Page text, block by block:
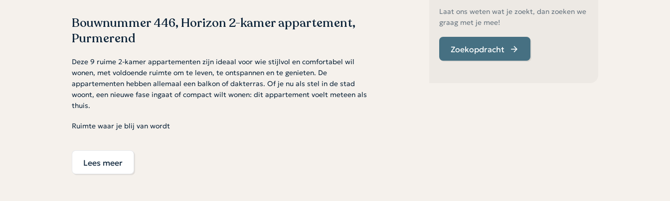
Bouwnummer 446, Horizon 2-kamer appartement,
Purmerend
Deze 9 ruime 2-kamer appartementen zijn ideaal voor wie stijlvol en comfortabel wil
wonen, met voldoende ruimte om te leven, te ontspannen en te genieten. De
appartementen hebben allemaal een balkon of dakterras. Of je nu als stel in de stad
woont, een nieuwe fase ingaat of compact wilt wonen: dit appartement voelt meteen als
thuis.
Ruimte waar je blij van wordt
gemak voor vrienden of nestel je je met een boek op de bank. De slaapkamer is een fijne
plek om de dag te beginnen of te eindigen. De moderne badkamer is uitgevoerd met
Lees meer
Laat ons weten wat je zoekt, dan zoeken we
graag met je mee!
Zoekopdracht